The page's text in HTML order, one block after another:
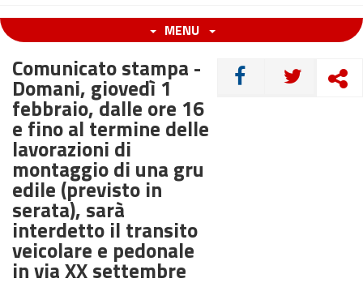
MENU
CONDIVIDI
Comunicato stampa -
Domani, giovedì 1
febbraio, dalle ore 16
e fino al termine delle
lavorazioni di
montaggio di una gru
edile (previsto in
serata), sarà
interdetto il transito
veicolare e pedonale
in via XX settembre